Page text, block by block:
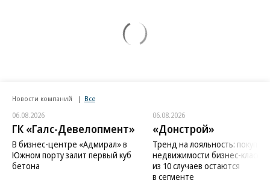
Новости компаний Все
06.08.2026
ГК «Галс-Девелопмент»
В бизнес-центре «Адмирал» в
Южном порту залит первый куб
бетона
06.08.2026
«Донстрой»
Тренд на лояльность:
недвижимости бизнес-класса
из 10 случаев остаются
в сегменте